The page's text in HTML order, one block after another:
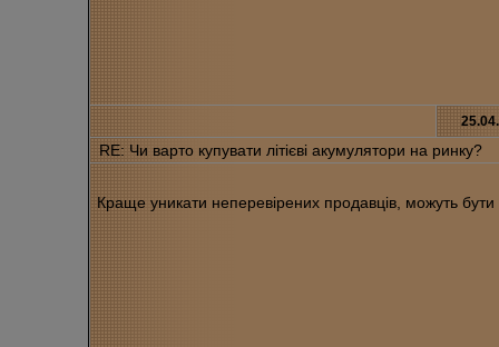
RE: Чи варто купувати літієві акумулятори на ринку?
Краще уникати неперевірених продавців, можуть бути